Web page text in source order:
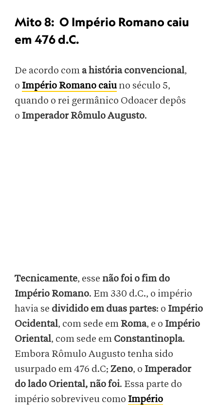
Mito 8: O Império Romano caiu
em 476 d.C.
De acordo com a história convencional,
o Império Romano caiuno século 5,
quando o rei germânico Odoacer depôs
o Imperador Rômulo Augusto.
Tecnicamente, esse não foi o fim do
Império Romano. Em 330 d.C., o império
havia se dividido em duas partes: o Império
Ocidental, com sede em Roma, e o Império
Oriental, com sede em Constantinopla.
Embora Rômulo Augusto tenha sido
usurpado em 476 d.C; Zeno, o Imperador
do lado Oriental, não foi. Essa parte do
império sobreviveu como Império